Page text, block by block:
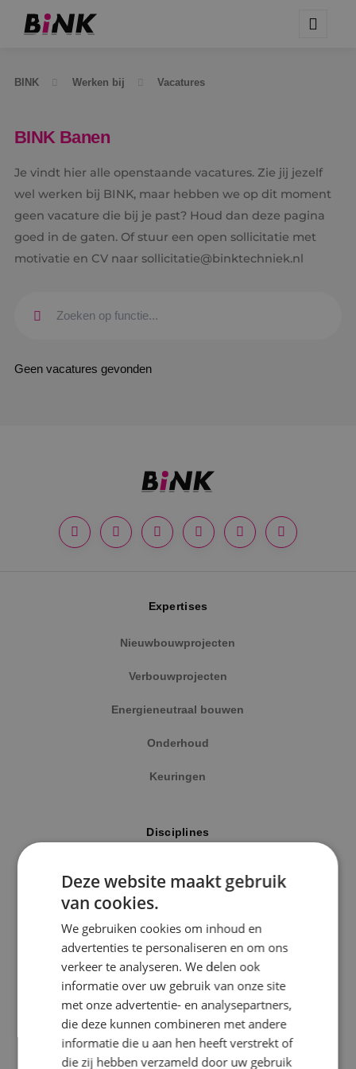
BINK Werken bij Vacatures
Kaatsheuvel
Sprundel
Specialisme
Beveiligingstechniek
Elektrotechniek
Energietechniek
BINK Banen
Je vindt hier alle openstaande vacatures. Zie jij jezelf
wel werken bij BINK, maar hebben we op dit moment
geen vacature die bij je past? Houd dan deze pagina
goed in de gaten. Of stuur een open sollicitatie met
motivatie en CV naar sollicitatie@binktechniek.nl
Geen vacatures gevonden
Expertises
Nieuwbouwprojecten
Verbouwprojecten
Energieneutraal bouwen
Onderhoud
Keuringen
Disciplines
Werktuigbouwkunde
Energietechniek
Beveiligingstechniek
Uitgelicht
Klimaatinstallaties
Deze website maakt gebruik
van cookies.
We gebruiken cookies om inhoud en
advertenties te personaliseren en om ons
verkeer te analyseren. We delen ook
informatie over uw gebruik van onze site
met onze advertentie- en analysepartners,
die deze kunnen combineren met andere
informatie die u aan hen heeft verstrekt of
die zij hebben verzameld door uw gebruik